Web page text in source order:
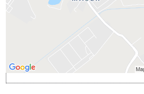
Povoliť a zapamätať - súhlas s druhom
cookie: Funkčné
Otvoriť obsah v novom okne